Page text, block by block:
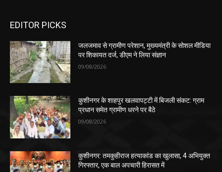
EDITOR PICKS
जलजमाव से ग्रामीण परेशान, मुख्यमंत्री के सोशल मीडिया
पर शिकायत दर्ज, डीएम ने लिया संज्ञान
09/08/2026
कुशीनगर के शाहपुर खलवापट्टी में बिजली संकट: ग्राम
प्रधान समेत ग्रामीण धरने पर बैठे
09/08/2026
कुशीनगर: तमकुहीराज हत्याकांड का खुलासा, 4 अभियुक्त
गिरफ्तार, एक बाल अपचारी हिरासत में